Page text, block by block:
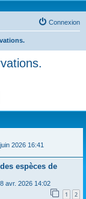
Connexion
2026 16:41
espèces de
avr. 2026 14:02
1 2